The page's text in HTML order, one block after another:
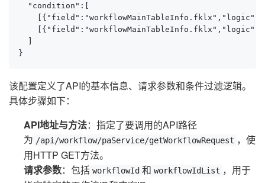
  "condition":[
}
该配置定义了API的基本信息、请求参数和条件过滤逻辑。
具体步骤如下：
API地址与方法：指定了要调用的API路径
为 /api/workflow/paService/getWorkflowRequest ，使
用HTTP GET方法。
请求参数：包括 workflowId 和 workflowIdList ，用于